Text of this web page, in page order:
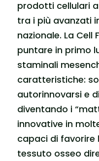
prodotti cellulari
tra i più avanzati
nazionale. La
puntare in primo
staminali
caratteristiche:
autorinnovarsi e
diventando i
innovative in
capaci di favorire
tessuto osseo